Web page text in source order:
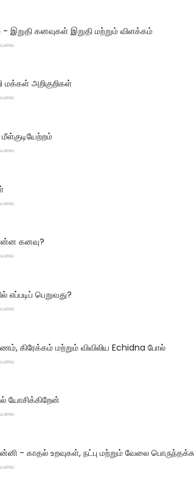
இறுதி கனவுகள் இறுதி மற்றும் விளக்கம்
மக்கள் அறிகுறிகள்
என்ன கனவு?
பெறுவது?
கிரேக்கம் மற்றும் விவிலிய Echidna போல்
யோசிக்கிறேன்
- காதல் உறவுகள், நட்பு மற்றும் வேலை